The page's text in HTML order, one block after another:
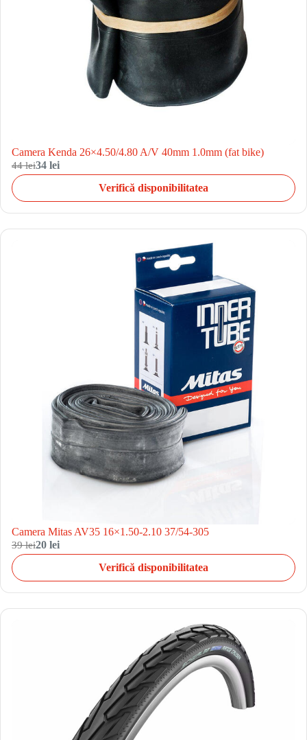
Camera Kenda 26×4.50/4.80 A/V 40mm 1.0mm (fat bike)
44 lei34 lei
Verifică disponibilitatea
Camera Mitas AV35 16×1.50-2.10 37/54-305
39 lei20 lei
Verifică disponibilitatea